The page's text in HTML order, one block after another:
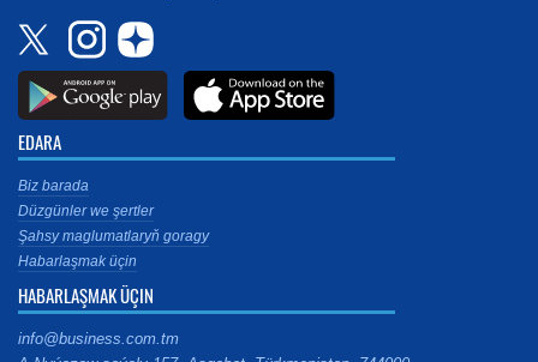
EDARA
Biz barada
Düzgünler we şertler
Şahsy maglumatlaryň goragy
Habarlaşmak üçin
HABARLAŞMAK ÜÇIN
info@business.com.tm